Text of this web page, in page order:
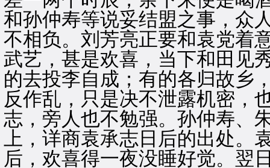
和孙仲寿等说妥结盟之事，众
不相负。刘芳亮正要和袁党着
武艺，甚是欢喜，当下和田见
的去投李自成；有的各归故乡
反作乱，只是决不泄露机密，
志，旁人也不勉强。孙仲寿、
上，详商袁承志日后的出处。
后，欢喜得一夜没睡好觉。翌